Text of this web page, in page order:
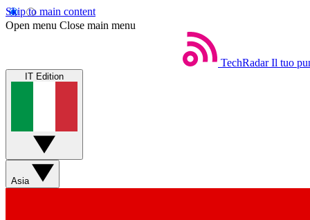
Skip to main content
Open menu Close main menu
TechRadar Il tuo
IT Edition
Asia